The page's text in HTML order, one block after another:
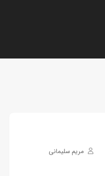
مریم سلیمانی